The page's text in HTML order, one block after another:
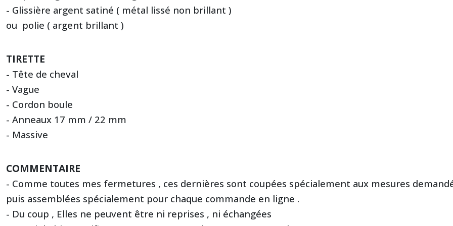
- Glissière argent satiné ( métal lissé non brillant )
ou polie ( argent brillant )
TIRETTE
- Tête de cheval
- Vague
- Cordon boule
- Anneaux 17 mm / 22 mm
- Massive
COMMENTAIRE
- Comme toutes mes fermetures , ces dernières sont coupées spécialement aux mesures
puis assemblées spécialement pour chaque commande en ligne .
- Du coup , Elles ne peuvent être ni reprises , ni échangées